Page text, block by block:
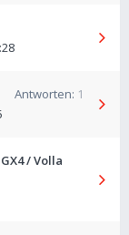
Antworten: 1
/ Volla